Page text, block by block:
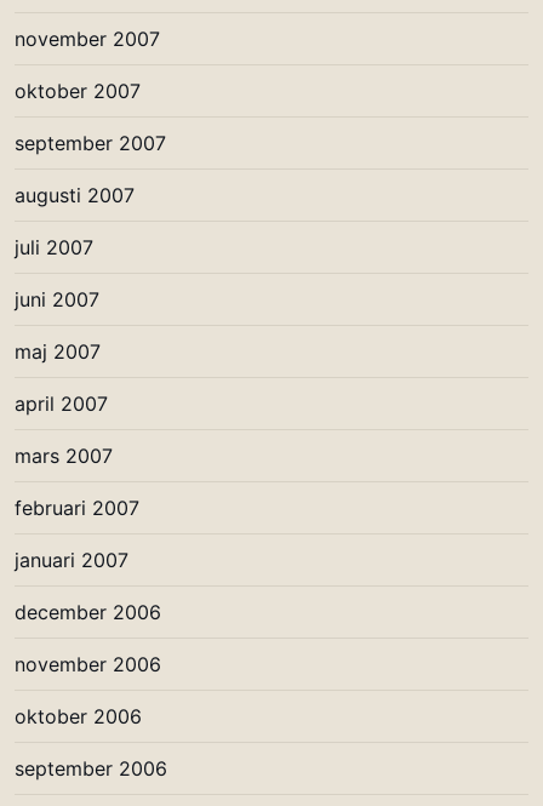
november 2007
oktober 2007
september 2007
augusti 2007
juli 2007
juni 2007
maj 2007
april 2007
mars 2007
februari 2007
januari 2007
december 2006
november 2006
oktober 2006
september 2006